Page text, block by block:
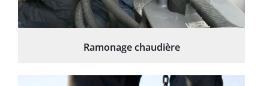
Ramonage chaudière